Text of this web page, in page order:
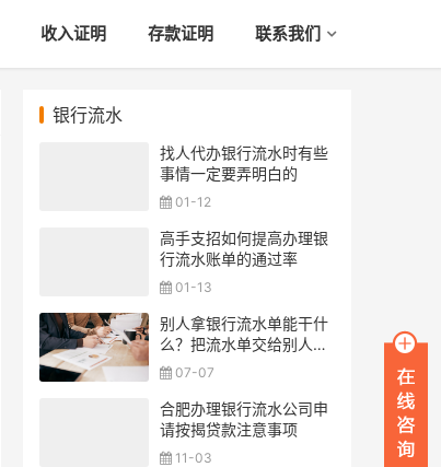
收入证明 存款证明 联系我们
银行流水
找人代办银行流水时有些
事情一定要弄明白的
01-12
高手支招如何提高办理银
行流水账单的通过率
01-13
别人拿银行流水单能干什
么？把流水单交给别人安
全吗？
07-07
合肥办理银行流水公司申
请按揭贷款注意事项
11-03